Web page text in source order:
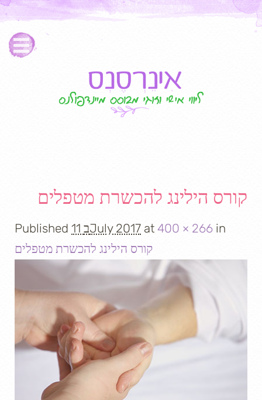
קורס הילינג להכשרת מטפלים
Published 11 בJuly 2017 at 400 × 266 in
קורס הילינג להכשרת מטפלים